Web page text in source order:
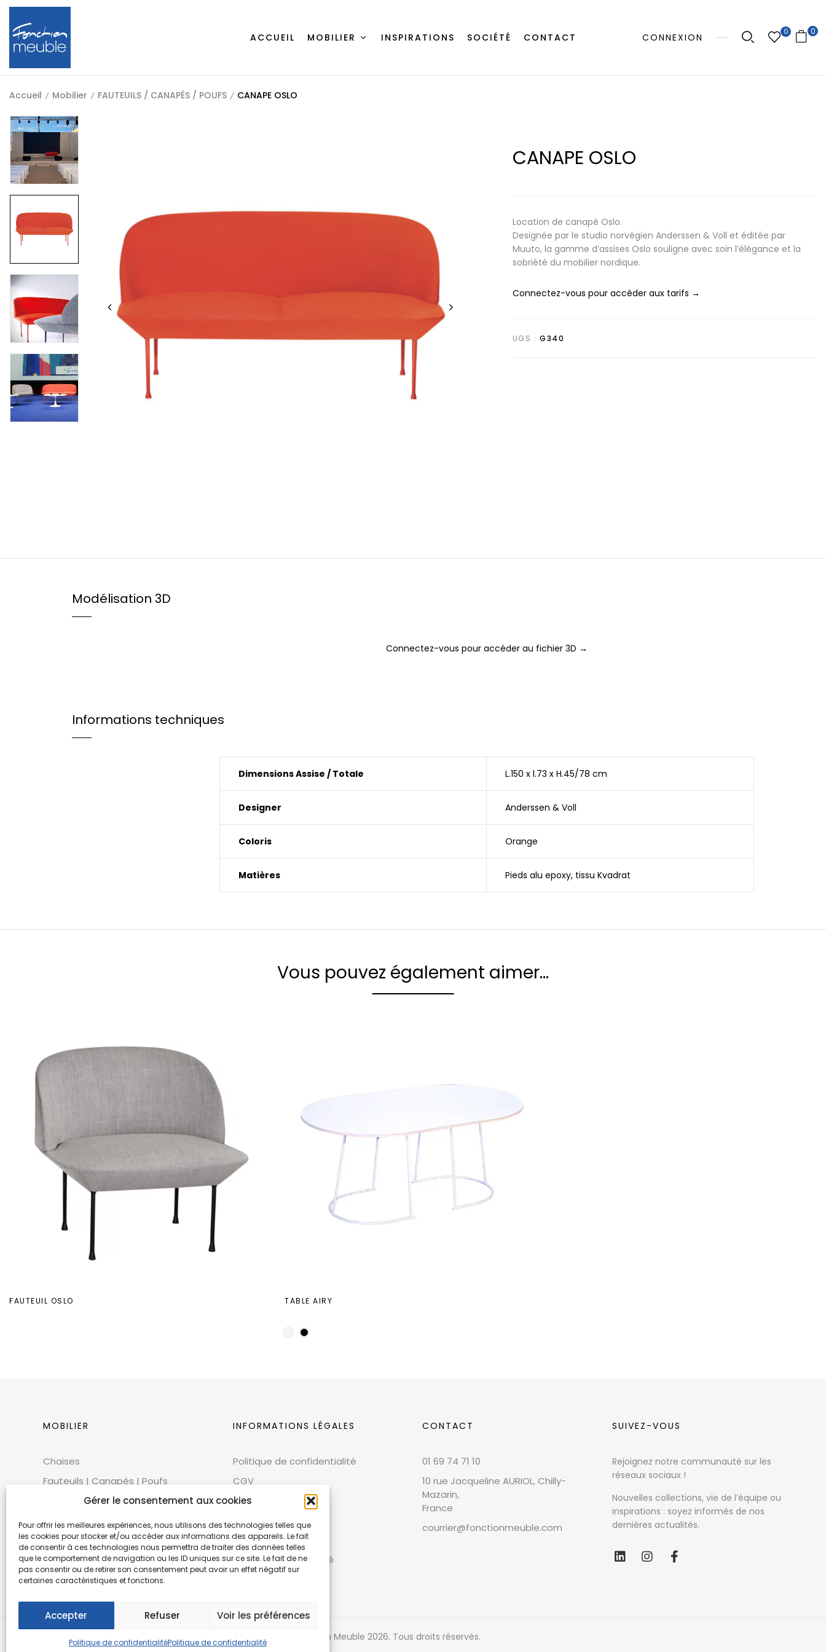
Gérer le consentement aux cookies
Pour offrir les meilleures expériences, nous utilisons des technologies telles que
les cookies pour stocker et/ou accéder aux informations des appareils. Le fait
de consentir à ces technologies nous permettra de traiter des données telles
que le comportement de navigation ou les ID uniques sur ce site. Le fait de ne
pas consentir ou de retirer son consentement peut avoir un effet négatif sur
certaines caractéristiques et fonctions.
Accepter Refuser Voir les préférences
Politique de confidentialitéPolitique de confidentialité
ACCUEIL MOBILIER INSPIRATIONS SOCIÉTÉ CONTACT CONNEXION
0 0
Accueil Mobilier FAUTEUILS / CANAPÉS / POUFS CANAPE OSLO
CANAPE OSLO
Location de canapé Oslo.
Designée par le studio norvégien Anderssen & Voll et éditée par
Muuto, la gamme d’assises Oslo souligne avec soin l’élégance et la
sobriété du mobilier nordique.
Connectez-vous pour accéder aux tarifs →
UGS : G340
Modélisation 3D
Connectez-vous pour accéder au fichier 3D →
Informations techniques
Dimensions Assise / Totale L.150 x l.73 x H.45/78 cm
Designer Anderssen & Voll
Coloris Orange
Matières Pieds alu epoxy, tissu Kvadrat
Vous pouvez également aimer…
FAUTEUIL OSLO TABLE AIRY
MOBILIER
Chaises
Fauteuils | Canapés | Poufs
Mobilier extérieur
Tables
Bars | Comptoirs
Mobilier scénique | Accessoires
Accessoires décoratifs
INFORMATIONS LÉGALES
Politique de confidentialité
CGV
CGU
Cookies
Mentions légales
Éthique et conformité
CONTACT
01 69 74 71 10
10 rue Jacqueline AURIOL, Chilly-
Mazarin,
France
courrier@fonctionmeuble.com
SUIVEZ-VOUS
Rejoignez notre communauté sur les
réseaux sociaux !
Nouvelles collections, vie de l’équipe ou
inspirations : soyez informés de nos
dernières actualités.
© Copyright Fonction Meuble 2026. Tous droits réservés.